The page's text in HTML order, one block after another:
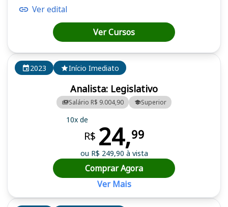
2023 Início Imediato
Analista: Legislativo
Salário R$ 9.004,90 Superior
10x de
R$ 24,99
ou R$ 249,90 à vista
Comprar Agora
Ver Mais
Ver edital
Ver Cursos